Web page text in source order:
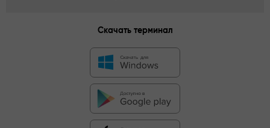
Скачать терминал